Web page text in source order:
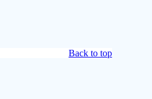
Back to top